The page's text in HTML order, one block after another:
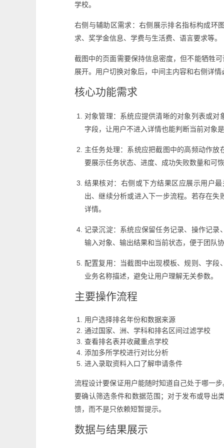
学校。
右侧与辅助区需求：右侧展示排名指标构成环
求、奖学金信息、学费与生活费、语言要求等。
截图中的页面需要保持信息密度，但不能牺牲
展开。用户切换对象后，中间主内容和右侧详
核心功能需求
对象管理：系统应提供清晰的对象列表或
字段，让用户不进入详情也能判断当前对象是
主任务处理：系统应把截图中的高频动作
要展示任务状态、进度、成功失败数量和可
结果核对：右侧或下方结果区应展示用户
出、继续分析或进入下一步流程。若存在
详情。
记录沉淀：系统应保留任务记录、操作记录
输入对象、输出结果和当前状态，便于团队协
配置复用：当截图中出现模板、规则、字段
业务名称描述，避免让用户理解无关参数。
主要操作流程
用户选择排名年份和数据来源
通过国家、洲、学科和排名区间过滤学校
查看排名表并收藏重点学校
添加多所学校进行对比分析
进入录取资料入口了解申请条件
流程设计要保证用户能随时知道自己处于哪一
要确认筛选条件和数据范围；对于发布或导出
馈，而不是只依赖短暂提示。
数据与结果展示